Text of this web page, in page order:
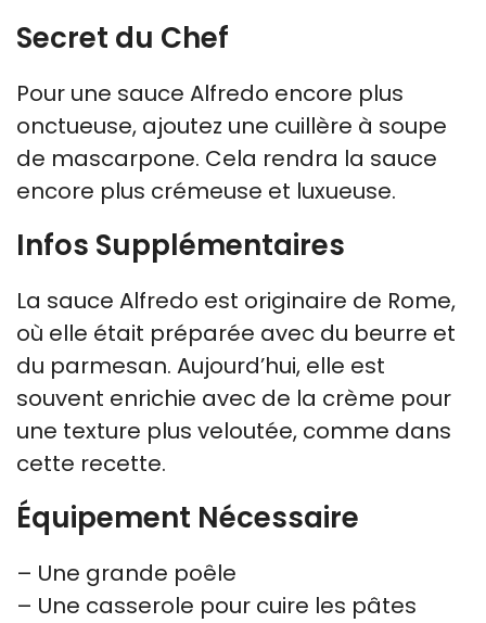
Secret du Chef
Pour une sauce Alfredo encore plus
onctueuse, ajoutez une cuillère à soupe
de mascarpone. Cela rendra la sauce
encore plus crémeuse et luxueuse.
Infos Supplémentaires
La sauce Alfredo est originaire de Rome,
où elle était préparée avec du beurre et
du parmesan. Aujourd’hui, elle est
souvent enrichie avec de la crème pour
une texture plus veloutée, comme dans
cette recette.
Équipement Nécessaire
– Une grande poêle
– Une casserole pour cuire les pâtes